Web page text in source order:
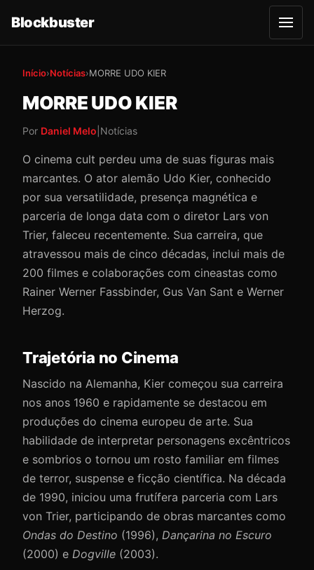
Blockbuster
A
b
r
Início›Notícias›MORRE UDO KIER
MORRE UDO KIER
Por Daniel Melo Notícias
O cinema cult perdeu uma de suas figuras mais
marcantes. O ator alemão Udo Kier, conhecido
por sua versatilidade, presença magnética e
parceria de longa data com o diretor Lars von
Trier, faleceu recentemente. Sua carreira, que
atravessou mais de cinco décadas, inclui mais de
200 filmes e colaborações com cineastas como
Rainer Werner Fassbinder, Gus Van Sant e Werner
Herzog.
Trajetória no Cinema
Nascido na Alemanha, Kier começou sua carreira
nos anos 1960 e rapidamente se destacou em
produções do cinema europeu de arte. Sua
habilidade de interpretar personagens excêntricos
e sombrios o tornou um rosto familiar em filmes
de terror, suspense e ficção científica. Na década
de 1990, iniciou uma frutífera parceria com Lars
von Trier, participando de obras marcantes como
Ondas do Destino (1996), Dançarina no Escuro
(2000) e Dogville (2003).